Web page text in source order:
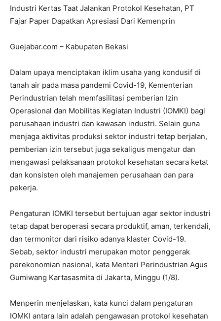
Industri Kertas Taat Jalankan Protokol Kesehatan, PT
Fajar Paper Dapatkan Apresiasi Dari Kemenprin
Guejabar.com – Kabupaten Bekasi
Dalam upaya menciptakan iklim usaha yang kondusif di
tanah air pada masa pandemi Covid-19, Kementerian
Perindustrian telah memfasilitasi pemberian Izin
Operasional dan Mobilitas Kegiatan Industri (IOMKI) bagi
perusahaan industri dan kawasan industri. Selain guna
menjaga aktivitas produksi sektor industri tetap berjalan,
pemberian izin tersebut juga sekaligus mengatur dan
mengawasi pelaksanaan protokol kesehatan secara ketat
dan konsisten oleh manajemen perusahaan dan para
pekerja.
Pengaturan IOMKI tersebut bertujuan agar sektor industri
tetap dapat beroperasi secara produktif, aman, terkendali,
dan termonitor dari risiko adanya klaster Covid-19.
Sebab, sektor industri merupakan motor penggerak
perekonomian nasional, kata Menteri Perindustrian Agus
Gumiwang Kartasasmita di Jakarta, Minggu (1/8).
Menperin menjelaskan, kata kunci dalam pengaturan
IOMKI antara lain adalah pengawasan protokol kesehatan